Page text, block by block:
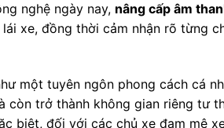
nghệ ngày nay, nâng cấp âm
xe, đồng thời cảm nhận rõ từng
một tuyên ngôn phong cách cá
còn trở thành không gian riêng tư
biệt, đối với các chủ xe đam mê